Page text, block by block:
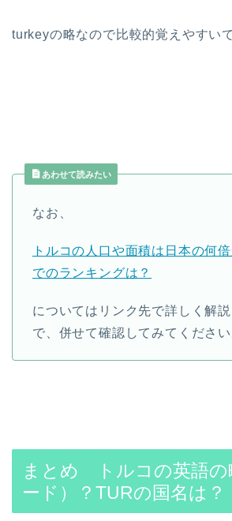
turkeyの略なので比較的覚えやすい
あわせて読みたい
なお、
トルコの人口や面積は日本の何
でのランキングは？
についてはリンク先で詳しく解
で、併せて確認してみてください
まとめ トルコの英語の
ード）？TURの国名は？